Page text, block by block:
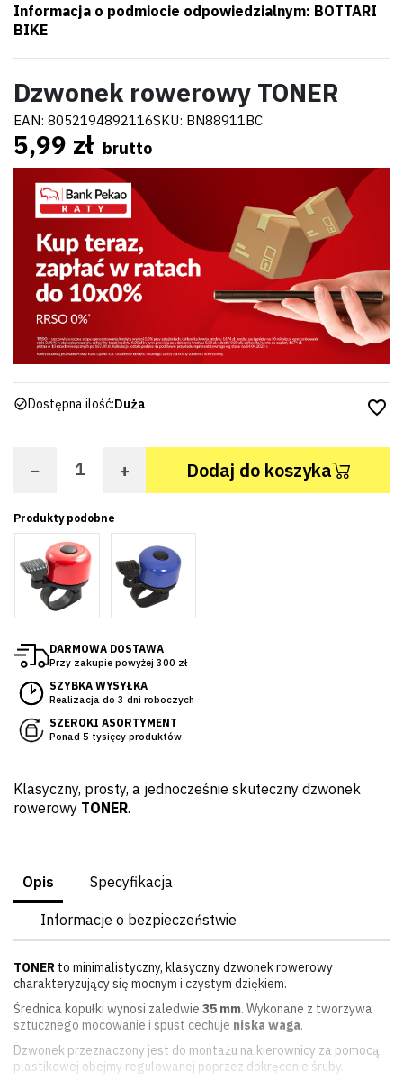
Informacja o podmiocie odpowiedzialnym: BOTTARI
BIKE
Dzwonek rowerowy TONER
EAN: 8052194892116SKU: BN88911BC
5,99 zł brutto
Dostępna ilość:Duża favorite_border
− + Dodaj do koszyka
Produkty podobne
DARMOWA DOSTAWA
Przy zakupie powyżej 300 zł
SZYBKA WYSYŁKA
Realizacja do 3 dni roboczych
SZEROKI ASORTYMENT
Ponad 5 tysięcy produktów
Klasyczny, prosty, a jednocześnie skuteczny dzwonek
rowerowy TONER.
Opis Specyfikacja
Informacje o bezpieczeństwie
TONER to minimalistyczny, klasyczny dzwonek rowerowy
charakteryzujący się mocnym i czystym dziękiem.
Średnica kopułki wynosi zaledwie 35 mm. Wykonane z tworzywa
sztucznego mocowanie i spust cechuje niska waga.
Dzwonek przeznaczony jest do montażu na kierownicy za pomocą
plastikowej obejmy regulowanej poprzez dokręcenie śruby.